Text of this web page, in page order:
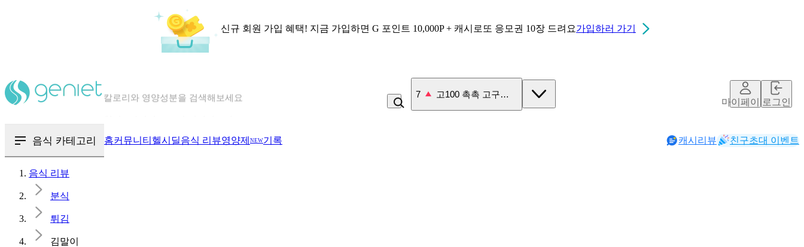
신규 회원 가입 혜택! 지금 가입하면 G 포인트 10,000P + 캐시로또 응모권 10장 드려요가입하러 가기
혈당 · 다이어트 음식 검색해보세요
8 김밥
마이페이지로그인
음식 카테고리 홈커뮤니티 헬시딜음식 리뷰영양제 NEW기록 캐시리뷰 친구초대 이벤트
음식 리뷰
분식
튀김
김말이